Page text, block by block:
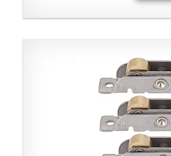
Accesorios